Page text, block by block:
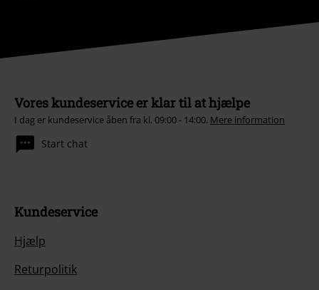
Vores kundeservice er klar til at hjælpe
I dag er kundeservice åben fra kl. 09:00 - 14:00. Mere information
Start chat
Kundeservice
Hjælp
Returpolitik